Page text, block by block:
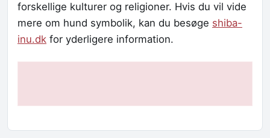
forskellige kulturer og religioner. Hvis du vil vide
mere om hund symbolik, kan du besøge shiba-
inu.dk for yderligere information.